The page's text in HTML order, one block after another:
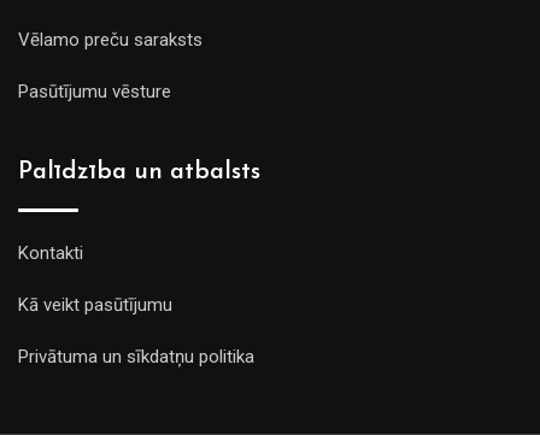
Vēlamo preču saraksts
Pasūtījumu vēsture
Palīdzība un atbalsts
Kontakti
Kā veikt pasūtījumu
Privātuma un sīkdatņu politika